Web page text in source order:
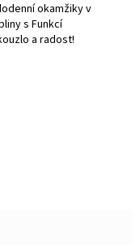
okamžiky v
s Funkcí
a radost!